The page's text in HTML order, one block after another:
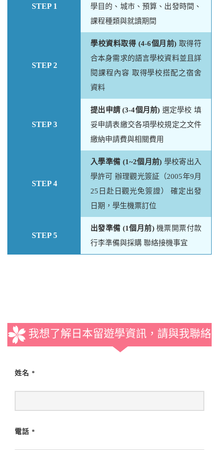
STEP 1
學目的、城市、預算、出發時間、
課程種類與就讀期間
STEP 2
學校資料取得 (4-6個月前) 取得符
合本身需求的語言學校資料並且詳
閱課程內容 取得學校搭配之宿舍
資料
STEP 3
提出申請 (3-4個月前) 選定學校 填
妥申請表繳交各項學校規定之文件
繳納申請費與相關費用
STEP 4
入學準備 (1~2個月前) 學校寄出入
學許可 辦理觀光簽証（2005年9月
25日赴日觀光免簽證） 確定出發
日期，學生機票訂位
STEP 5
出發準備 (1個月前)機票開票付款
行李準備與採購 聯絡接機事宜
我想了解日本留遊學資訊，請與我聯絡
姓名 *
電話 *